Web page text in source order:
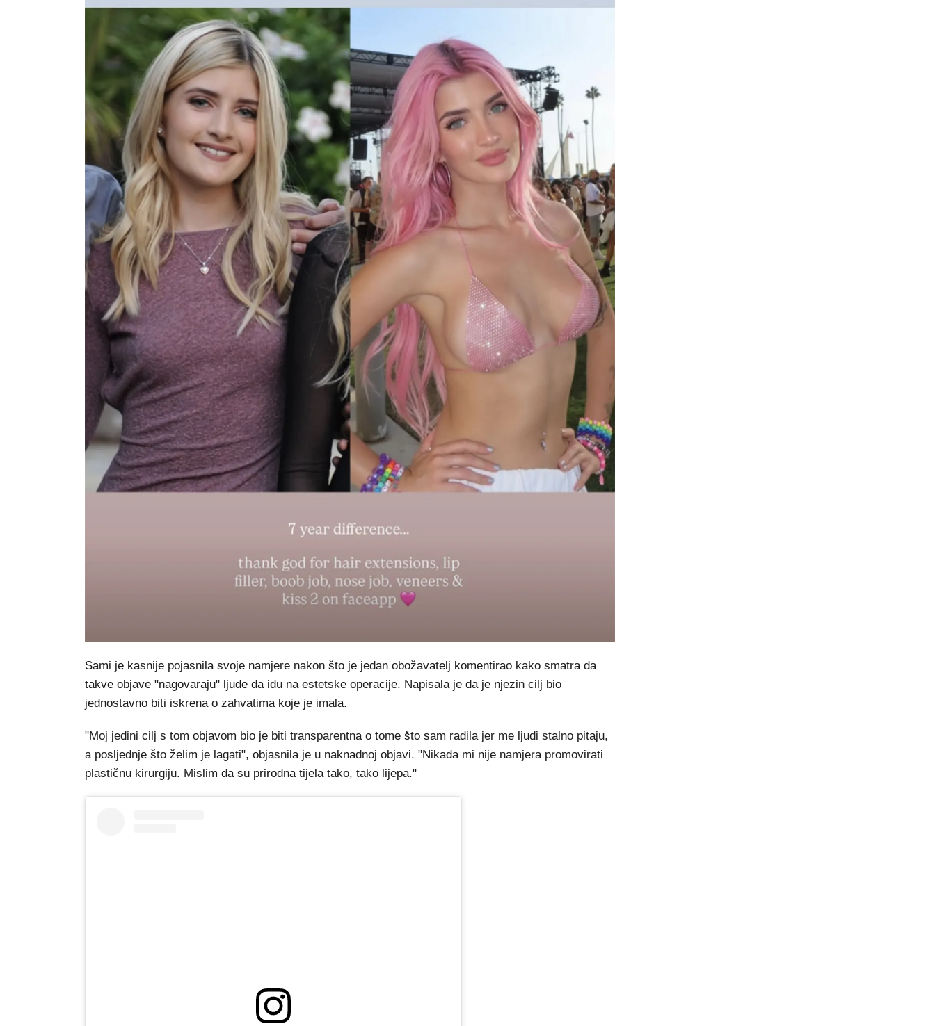
Sami je kasnije pojasnila svoje namjere nakon što je jedan obožavatelj komentirao kako smatra da
takve objave "nagovaraju" ljude da idu na estetske operacije. Napisala je da je njezin cilj bio
jednostavno biti iskrena o zahvatima koje je imala.
"Moj jedini cilj s tom objavom bio je biti transparentna o tome što sam radila jer me ljudi stalno pitaju,
a posljednje što želim je lagati", objasnila je u naknadnoj objavi. "Nikada mi nije namjera promovirati
plastičnu kirurgiju. Mislim da su prirodna tijela tako, tako lijepa."